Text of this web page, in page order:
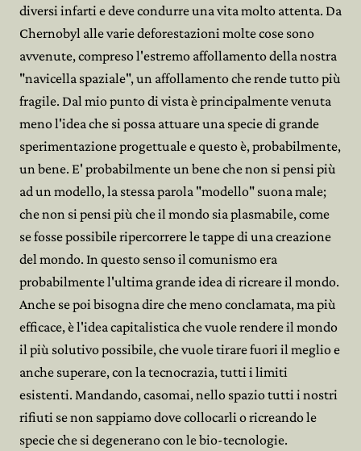
diversi infarti e deve condurre una vita molto attenta. Da
Chernobyl alle varie deforestazioni molte cose sono
avvenute, compreso l'estremo affollamento della nostra
"navicella spaziale", un affollamento che rende tutto più
fragile. Dal mio punto di vista è principalmente venuta
meno l'idea che si possa attuare una specie di grande
sperimentazione progettuale e questo è, probabilmente,
un bene. E' probabilmente un bene che non si pensi più
ad un modello, la stessa parola "modello" suona male;
che non si pensi più che il mondo sia plasmabile, come
se fosse possibile ripercorrere le tappe di una creazione
del mondo. In questo senso il comunismo era
probabilmente l'ultima grande idea di ricreare il mondo.
Anche se poi bisogna dire che meno conclamata, ma più
efficace, è l'idea capitalistica che vuole rendere il mondo
il più solutivo possibile, che vuole tirare fuori il meglio e
anche superare, con la tecnocrazia, tutti i limiti
esistenti. Mandando, casomai, nello spazio tutti i nostri
rifiuti se non sappiamo dove collocarli o ricreando le
specie che si degenerano con le bio-tecnologie.